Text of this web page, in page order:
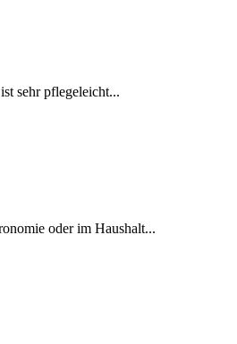
sehr pflegeleicht...
oder im Haushalt...